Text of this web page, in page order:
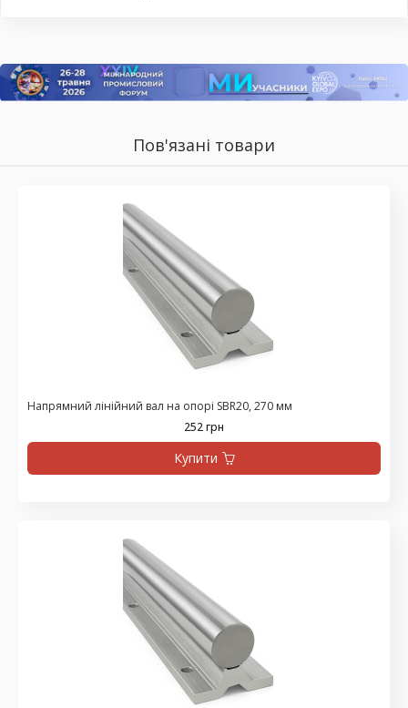
Пов'язані товари
Напрямний лінійний вал на опорі SBR20, 270 мм
252 грн
Купити